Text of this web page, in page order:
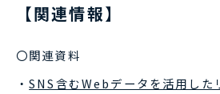
【関連情報】
〇関連資料
・SNS含むWebデータを活用した